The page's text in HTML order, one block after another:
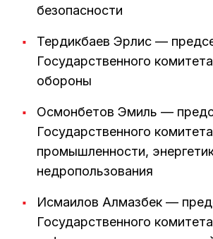
безопасности
Тердикбаев Эрлис —
Государственного
обороны
Осмонбетов Эмиль —
Государственного комитета
промышленности,
недропользования
Исмаилов Алмазбек —
Государственного комитета